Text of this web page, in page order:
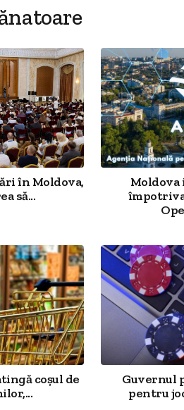
în Moldova,
să...
Moldova
coșul de
Guvernul
pentru